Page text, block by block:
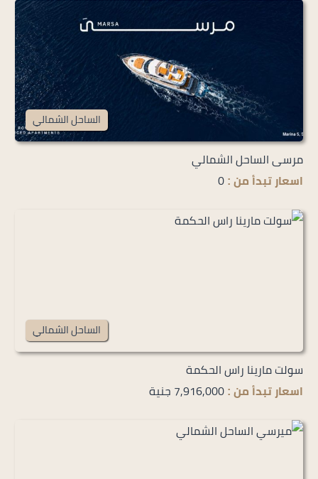
الساحل الشمالي
مرسى الساحل الشمالي
اسعار تبدأ من : 0
الساحل الشمالي
سولت مارينا راس الحكمة
اسعار تبدأ من : 7,916,000 جنية